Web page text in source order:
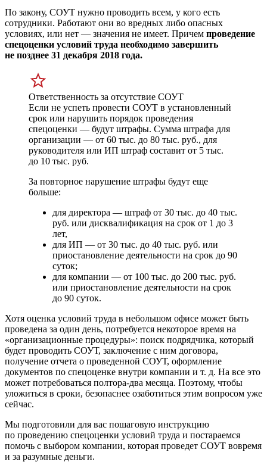
По закону, СОУТ нужно проводить всем, у кого есть
сотрудники. Работают они во вредных либо опасных
условиях, или нет — значения не имеет. Причем проведение
спецоценки условий труда необходимо завершить
не позднее 31 декабря 2018 года.
Ответственность за отсутствие СОУТ
Если не успеть провести СОУТ в установленный
срок или нарушить порядок проведения
спецоценки — будут штрафы. Сумма штрафа для
организации — от 60 тыс. до 80 тыс. руб., для
руководителя или ИП штраф составит от 5 тыс.
до 10 тыс. руб.
За повторное нарушение штрафы будут еще
больше:
для директора — штраф от 30 тыс. до 40 тыс.
руб. или дисквалификация на срок от 1 до 3
лет,
для ИП — от 30 тыс. до 40 тыс. руб. или
приостановление деятельности на срок до 90
суток;
для компании — от 100 тыс. до 200 тыс. руб.
или приостановление деятельности на срок
до 90 суток.
Хотя оценка условий труда в небольшом офисе может быть
проведена за один день, потребуется некоторое время на
«организационные процедуры»: поиск подрядчика, который
будет проводить СОУТ, заключение с ним договора,
получение отчета о проведенной СОУТ, оформление
документов по спецоценке внутри компании и т. д. На все это
может потребоваться полтора-два месяца. Поэтому, чтобы
уложиться в сроки, безопаснее озаботиться этим вопросом уже
сейчас.
Мы подготовили для вас пошаговую инструкцию
по проведению спецоценки условий труда и постараемся
помочь с выбором компании, которая проведет СОУТ вовремя
и за разумные деньги.